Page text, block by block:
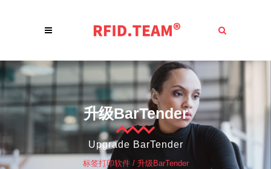
升级BarTender
Upgrade BarTender
标签打印软件/ 升级BarTender